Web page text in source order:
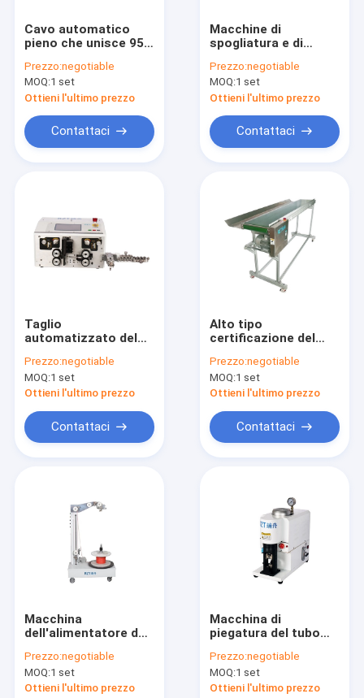
Casa
Controllo di qualità
Contattici
Macchine di piegatura del cavo
Macchina di piegatura di saldatura
Macchina di taglio e di spogliatura del cavo
Cavo automatico
pieno che unisce 950
tipo corrente a
macchina
Prezzo:negotiable
MOQ:1 set
Ottieni l'ultimo prezzo
Contattaci
Macchine di
spogliatura e di
405MM della
metropolitana del
cavo in serie
automatico dell'Pre-
isolamento
Prezzo:negotiable
MOQ:1 set
Ottieni l'ultimo prezzo
Contattaci
Taglio
automatizzato del
quadrata 0 della
macchina di
spogliatura. 08 -
Prezzo:negotiable
MOQ:1 set
Ottieni l'ultimo prezzo
Contattaci
Alto tipo
certificazione del
degli accessori del
cablaggio del cavo di
Duarability di iso
Prezzo:negotiable
MOQ:1 set
Ottieni l'ultimo prezzo
Contattaci
Macchina
dell'alimentatore del
macchina verticale di
profitto del cavo
dell'installazione
Prezzo:negotiable
MOQ:1 set
Ottieni l'ultimo prezzo
Macchina di
piegatura del tubo
del metallo,
macchina di
piegatura
Prezzo:negotiable
MOQ:1 set
Ottieni l'ultimo prezzo